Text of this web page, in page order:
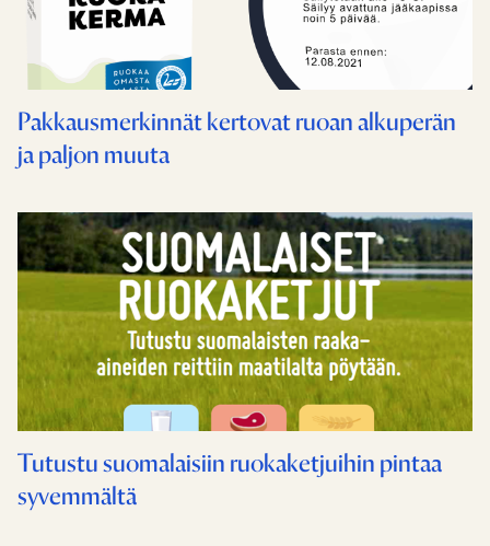
Pakkausmerkinnät kertovat ruoan alkuperän
ja paljon muuta
Tutustu suomalaisiin ruokaketjuihin pintaa
syvemmältä